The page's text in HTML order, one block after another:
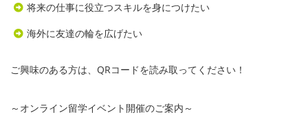
将来の仕事に役立つスキルを身につけたい
海外に友達の輪を広げたい
ご興味のある方は、QRコードを読み取ってください！
～オンライン留学イベント開催のご案内～